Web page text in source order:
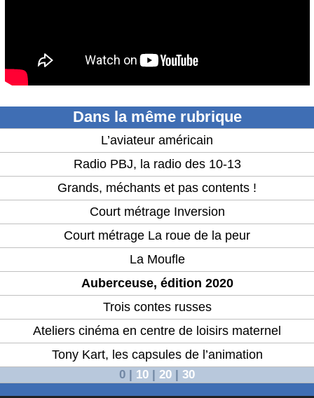
Dans la même rubrique
L’aviateur américain
Radio PBJ, la radio des 10-13
Grands, méchants et pas contents !
Court métrage Inversion
Court métrage La roue de la peur
La Moufle
Auberceuse, édition 2020
Trois contes russes
Ateliers cinéma en centre de loisirs maternel
Tony Kart, les capsules de l’animation
0 10 20 30